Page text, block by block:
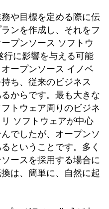
や目標を定める際に伝
ンを作成し、それをフ
プンソース ソフトウ
行に影響を与える可能
ープンソース イノベ
ち、従来のビジネス
からです。最も大きな
トウェア周りのビジネ
ソフトウェアが中心
でしたが、オープンソ
ということです。多く
ースを採用する場合に
は、簡単に、自然に起